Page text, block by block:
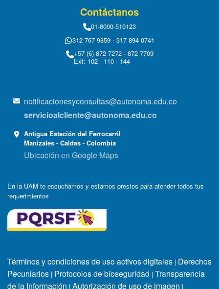
Contáctanos
01-8000-510123
312 767 9859 - 317 894 0741
+57 (6) 872 7272 - 872 7709
Ext: 102 - 110 - 144
notificacionesyconsultas@autonoma.edu.co
servicioalcliente@autonoma.edu.co
Antigua Estación del Ferrocarril
Manizales - Caldas - Colombia
Ubicación en Google Maps
En la UAM te escuchamos y estamos prestos para atender todos tus
requerimientos
Términos y condiciones de uso activos digitales | Derechos
Pecuniarios | Protocolos de bioseguridad | Transparencia
de la Información | Autorización de uso de imagen |